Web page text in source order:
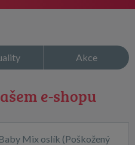
Akce
e-shopu
Mix oslík (Poškožený